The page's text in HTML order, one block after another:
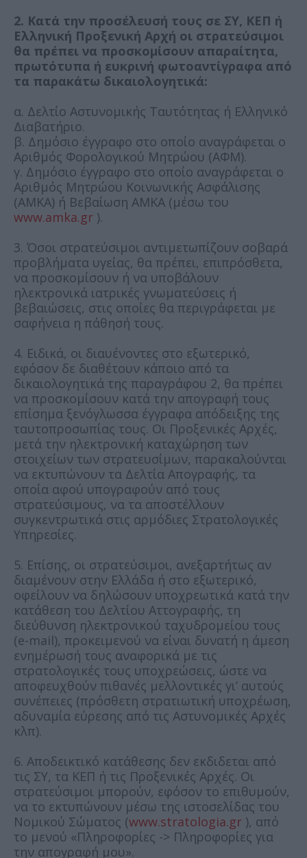
2. Κατά την προσέλευσή τους σε ΣΥ, ΚΕΠ ή
Ελληνική Προξενική Αρχή οι στρατεύσιμοι
θα πρέπει να προσκομίσουν απαραίτητα,
πρωτότυπα ή ευκρινή φωτοαντίγραφα από
τα παρακάτω δικαιολογητικά:
α. Δελτίο Αστυνομικής Ταυτότητας ή Ελληνικό
Διαβατήριο.
β. Δημόσιο έγγραφο στο οποίο αναγράφεται ο
Αριθμός Φορολογικού Μητρώου (ΑΦΜ).
γ. Δημόσιο έγγραφο στο οποίο αναγράφεται ο
Αριθμός Μητρώου Κοινωνικής Ασφάλισης
(ΑΜΚΑ) ή Βεβαίωση ΑΜΚΑ (μέσω του
www.amka.gr ).
3. Όσοι στρατεύσιμοι αντιμετωπίζουν σοβαρά
προβλήματα υγείας, θα πρέπει, επιπρόσθετα,
να προσκομίσουν ή να υποβάλουν
ηλεκτρονικά ιατρικές γνωματεύσεις ή
βεβαιώσεις, στις οποίες θα περιγράφεται με
σαφήνεια η πάθησή τους.
4. Ειδικά, οι διαυένοντες στο εξωτερικό,
εφόσον δε διαθέτουν κάποιο από τα
δικαιολογητικά της παραγράφου 2, θα πρέπει
να προσκομίσουν κατά την απογραφή τους
επίσημα ξενόγλωσσα έγγραφα απόδειξης της
ταυτοπροσωπίας τους. Οι Προξενικές Αρχές,
μετά την ηλεκτρονική καταχώρηση των
στοιχείων των στρατευσίμων, παρακαλούνται
να εκτυπώνουν τα Δελτία Απογραφής, τα
οποία αφού υπογραφούν από τους
στρατεύσιμους, να τα αποστέλλουν
συγκεντρωτικά στις αρμόδιες Στρατολογικές
Υπηρεσίες.
5. Επίσης, οι στρατεύσιμοι, ανεξαρτήτως αν
διαμένουν στην Ελλάδα ή στο εξωτερικό,
οφείλουν να δηλώσουν υποχρεωτικά κατά την
κατάθεση του Δελτίου Αττογραφής, τη
διεύθυνση ηλεκτρονικού ταχυδρομείου τους
(e-mail), προκειμενού να είναι δυνατή η άμεση
ενημέρωσή τους αναφορικά με τις
στρατολογικές τους υποχρεώσεις, ώστε να
αποφευχθούν πιθανές μελλοντικές γι’ αυτούς
συνέπειες (πρόσθετη στρατιωτική υποχρέωση,
αδυναμία εύρεσης από τις Αστυνομικές Αρχές
κλπ).
6. Αποδεικτικό κατάθεσης δεν εκδιδεται από
τις ΣΥ, τα ΚΕΠ ή τις Προξενικές Αρχές. Οι
στρατεύσιμοι μπορούν, εφόσον το επιθυμούν,
να το εκτυπώνουν μέσω της ιστοσελίδας του
Νομικού Σώματος (www.stratologia.gr ), από
το μενού «Πληροφορίες -> Πληροφορίες για
την απογραφή μου».